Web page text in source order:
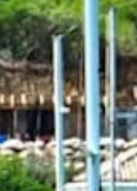
slaan om later nog